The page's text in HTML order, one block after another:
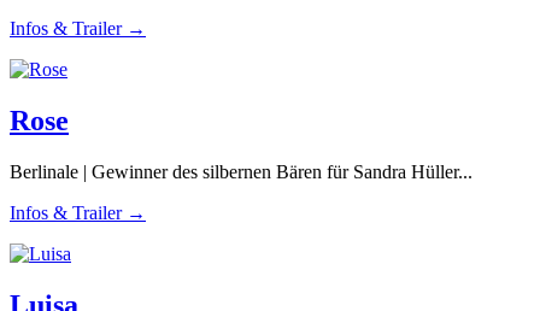
Infos & Trailer →
Rose
Berlinale | Gewinner des silbernen Bären für Sandra Hüller...
Infos & Trailer →